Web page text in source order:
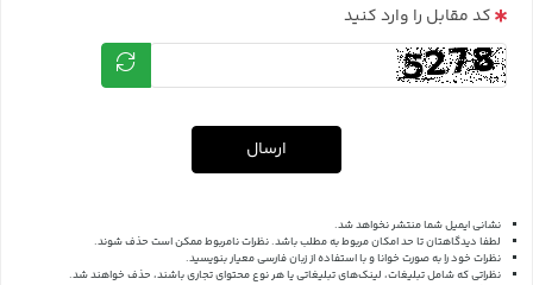
کد مقابل را وارد کنید
ارسال
نشانی ایمیل شما منتشر نخواهد شد.
لطفا دیدگاهتان تا حد امکان مربوط به مطلب باشد. نظرات نامربوط ممکن است حذف شوند.
نظرات خود را به صورت خوانا و با استفاده از زبان فارسی معیار بنویسید.
نظراتی که شامل تبلیغات، لینک‌های تبلیغاتی یا هر نوع محتوای تجاری باشند، حذف خواهند شد.